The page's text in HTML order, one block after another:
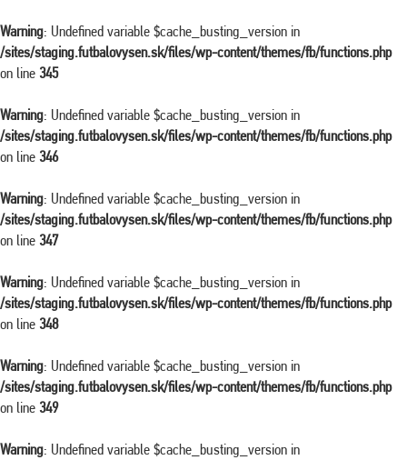
Warning: Undefined variable $cache_busting_version in
/sites/staging.futbalovysen.sk/files/wp-content/themes/fb/functions.php
on line 345
Warning: Undefined variable $cache_busting_version in
/sites/staging.futbalovysen.sk/files/wp-content/themes/fb/functions.php
on line 346
Warning: Undefined variable $cache_busting_version in
/sites/staging.futbalovysen.sk/files/wp-content/themes/fb/functions.php
on line 347
Warning: Undefined variable $cache_busting_version in
/sites/staging.futbalovysen.sk/files/wp-content/themes/fb/functions.php
on line 348
Warning: Undefined variable $cache_busting_version in
/sites/staging.futbalovysen.sk/files/wp-content/themes/fb/functions.php
on line 349
Warning: Undefined variable $cache_busting_version in